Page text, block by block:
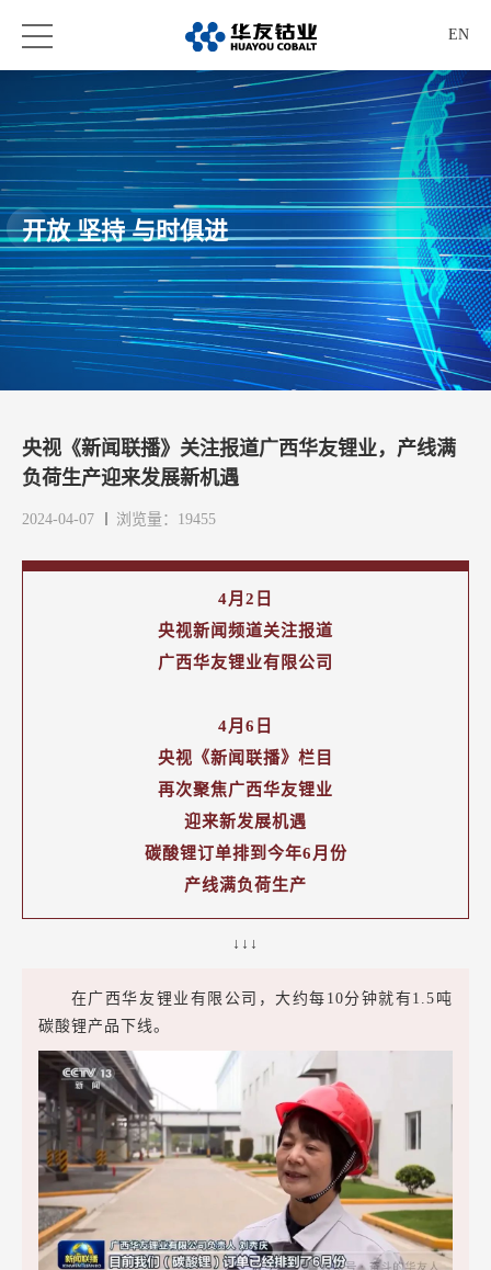
EN
开放 坚持 与时俱进
央视《新闻联播》关注报道广西华友锂业，产线满
负荷生产迎来发展新机遇
2024-04-07 浏览量：19455
4月2日
央视新闻频道关注报道
广西华友锂业有限公司
4月6日
央视《新闻联播》栏目
再次聚焦广西华友锂业
迎来新发展机遇
碳酸锂订单排到今年6月份
产线满负荷生产
↓↓↓
在广西华友锂业有限公司，大约每10分钟就有1.5吨
碳酸锂产品下线。